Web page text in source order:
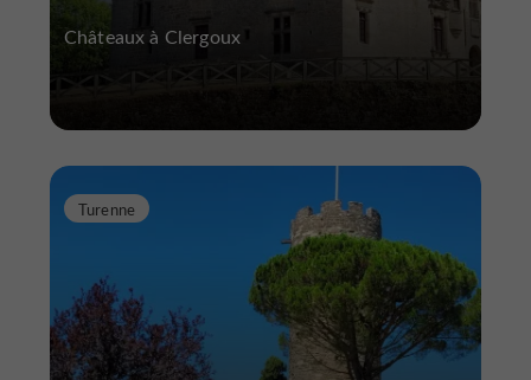
Châteaux à Clergoux
Turenne